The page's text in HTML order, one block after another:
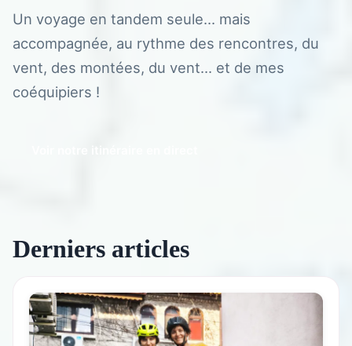
Un voyage en tandem seule... mais
accompagnée, au rythme des rencontres, du
vent, des montées, du vent... et de mes
coéquipiers !
Derniers articles